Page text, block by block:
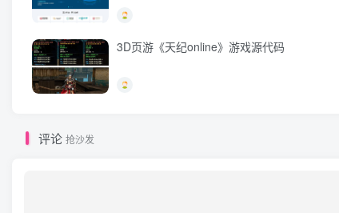
3D页游《天纪online》游戏源代码
评论 抢沙发